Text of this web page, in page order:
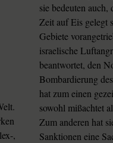
,
sie bedeuten
Zeit auf Eis gelegt
Gebiete
israelische
beantwortet, den
Bombardierung
hat zum einen
sowohl mißachtet
Zum anderen hat
Sanktionen eine